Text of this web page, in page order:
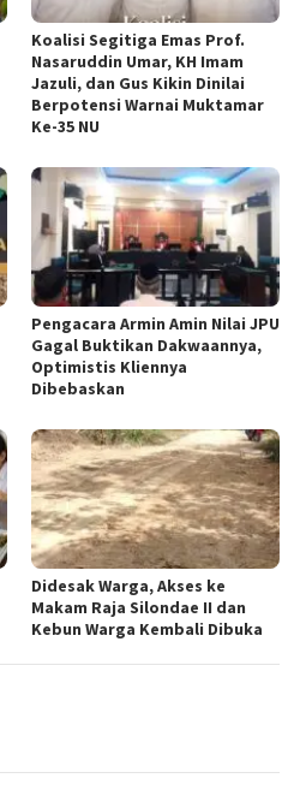
Koalisi Segitiga Emas Prof.
Nasaruddin Umar, KH Imam
Jazuli, dan Gus Kikin Dinilai
Berpotensi Warnai Muktamar
Ke-35 NU
‎Pengacara Armin Amin Nilai JPU
Gagal Buktikan Dakwaannya,
Optimistis Kliennya
Dibebaskan
Didesak Warga, Akses ke
Makam Raja Silondae II dan
Kebun Warga Kembali Dibuka